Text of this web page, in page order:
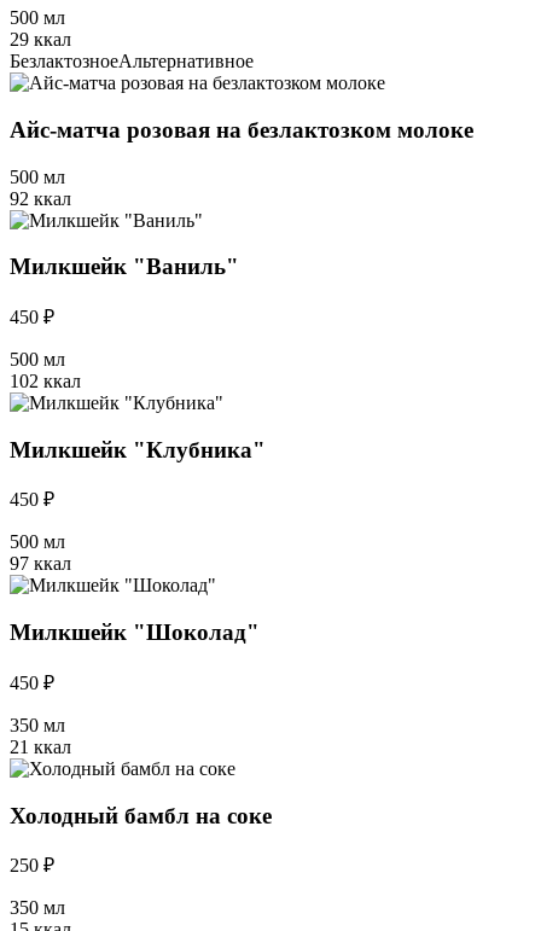
500 мл
29 ккал
БезлактозноеАльтернативное
Айс-матча розовая на безлактозком молоке
500 мл
92 ккал
Милкшейк "Ваниль"
450 ₽
500 мл
102 ккал
Милкшейк "Клубника"
450 ₽
500 мл
97 ккал
Милкшейк "Шоколад"
450 ₽
350 мл
21 ккал
Холодный бамбл на соке
250 ₽
350 мл